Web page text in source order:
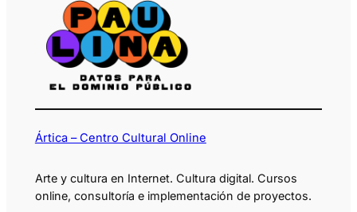
Ártica – Centro Cultural Online
Arte y cultura en Internet. Cultura digital. Cursos
online, consultoría e implementación de proyectos.